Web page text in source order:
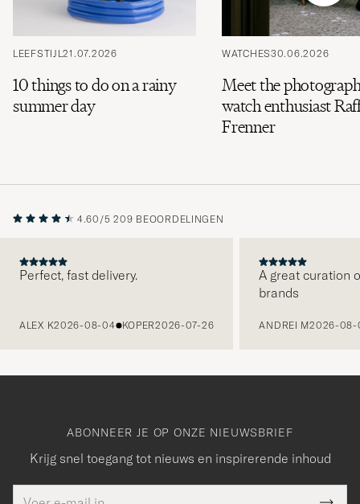
LEEFSTIJL21.07.2026
10 things to do on a rainy
summer day
WATCHES30.06.2026
Meet the
watch enthusiast
Frenner
4.60/5 209 BEOORDELINGEN
Perfect, fast delivery.
ALEX K2026-08-04 KOPER2026-07-26
A great curation
brands
ANDREI M2026-08-
ABONNEER JE OP ONZE NIEUWSBRIEF
Krijg snel toegang tot nieuws en inspirerende inhoud